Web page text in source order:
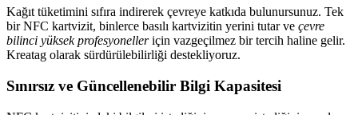
Kağıt tüketimini sıfıra indirerek çevreye katkıda bulunursunuz. Tek
bir NFC kartvizit, binlerce basılı kartvizitin yerini tutar ve çevre
bilinci yüksek profesyonelleriçin vazgeçilmez bir tercih haline gelir.
Kreatag olarak sürdürülebilirliği destekliyoruz.
Sınırsız ve Güncellenebilir Bilgi Kapasitesi